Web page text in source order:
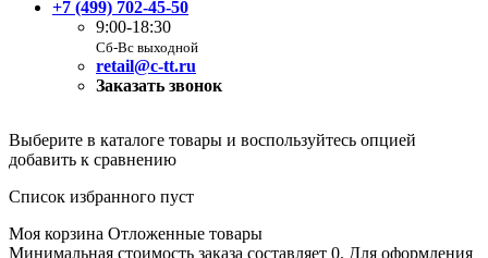
+7 (499) 702-45-50
9:00-18:30
Сб-Вс выходной
retail@c-tt.ru
Заказать звонок
Выберите в каталоге товары и воспользуйтесь опцией
добавить к сравнению
Список избранного пуст
Моя корзина Отложенные товары
Минимальная стоимость заказа составляет 0. Для оформления